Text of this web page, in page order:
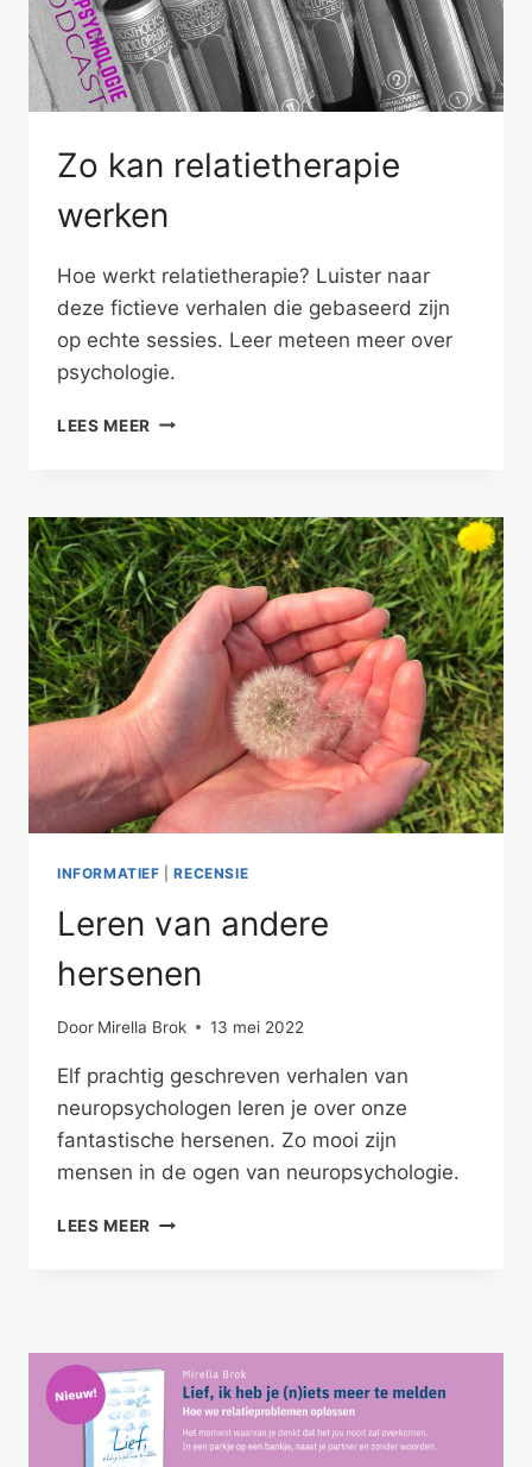
Zo kan relatietherapie
werken
Hoe werkt relatietherapie? Luister naar
deze fictieve verhalen die gebaseerd zijn
op echte sessies. Leer meteen meer over
psychologie.
LEES MEER ZO
INFORMATIEF |RECENSIE
Leren van andere
hersenen
Door Mirella Brok 13 mei 2022
Elf prachtig geschreven verhalen van
neuropsychologen leren je over onze
fantastische hersenen. Zo mooi zijn
mensen in de ogen van neuropsychologie.
LEES MEER LEREN